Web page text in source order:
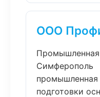
ООО
Промышленная
Симферополь
подготовки